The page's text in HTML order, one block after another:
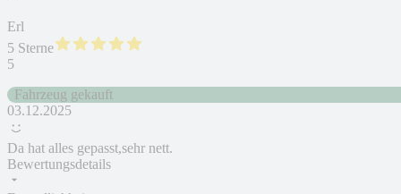
Erl
5 Sterne
5
Fahrzeug gekauft
03.12.2025
Da hat alles gepasst,sehr nett.
Bewertungsdetails